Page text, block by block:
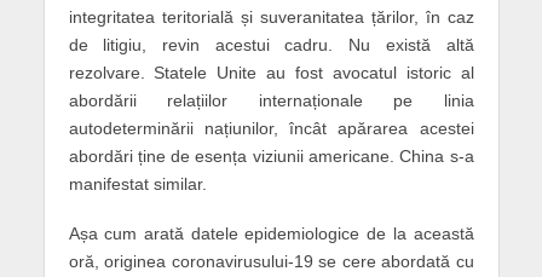
integritatea teritorială și suveranitatea țărilor, în caz
de litigiu, revin acestui cadru. Nu există altă
rezolvare. Statele Unite au fost avocatul istoric al
abordării relațiilor internaționale pe linia
autodeterminării națiunilor, încât apărarea acestei
abordări ține de esența viziunii americane. China s-a
manifestat similar.
Așa cum arată datele epidemiologice de la această
oră, originea coronavirusului-19 se cere abordată cu